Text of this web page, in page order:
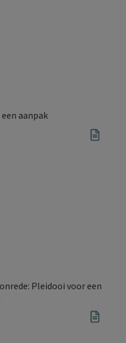
aanpak
Pleidooi voor een